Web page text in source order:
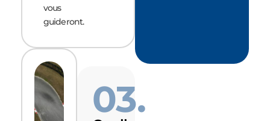
vous
guideront.
03.